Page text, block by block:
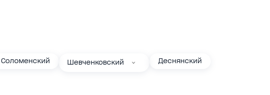
Соломенский Шевченковский Деснянский